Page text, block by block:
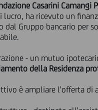
Casarini Camangi
lucro, ha ricevuto un
dal Gruppo bancario per
- un mutuo
della Residenza
è ampliare l'offerta di